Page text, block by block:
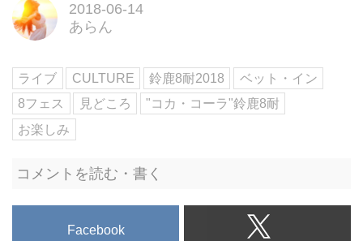
ュースで活動中。
2018-06-14
あらん
ライブ CULTURE 鈴鹿8耐2018
ベット・イン
8フェス
見どころ
"コカ・コーラ"鈴鹿8耐
お楽しみ
コメントを読む・書く
Facebook